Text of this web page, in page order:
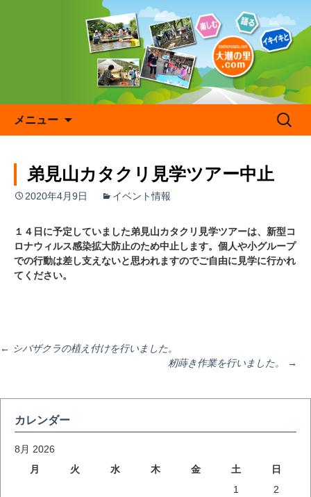
プ
メニュー
検
索:
弟見山カタクリ見学ツアー中止
2020年4月9日 イベント情報
１４日に予定していました弟見山カタクリ見学ツアーは、新型コ
ロナウィルス感染拡大防止のため中止します。個人や小グループ
での行動は差し支えないと思われますのでご自由に見学に行かれ
てください。
投
稿
ナ
← シバザクラの植え付けを行いました。
籾蒔き作業を行いました。
→
カレンダー
8月 2026
月
火 水 木 金 土
日
1
2